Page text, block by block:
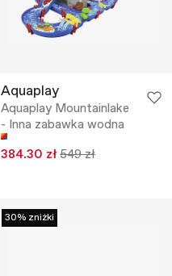
Aquaplay
Aquaplay Mountainlake
- Inna zabawka wodna
384.30 zł 549 zł
30% zniżki